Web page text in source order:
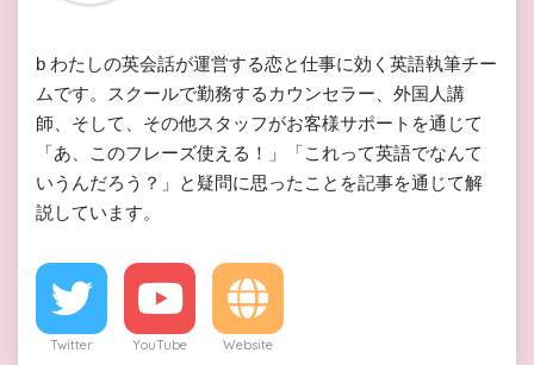
b わたしの英会話が運営する恋と仕事に効く英語執筆チー
ムです。スクールで勤務するカウンセラー、外国人講
師、そして、その他スタッフがお客様サポートを通じて
「あ、このフレーズ使える！」「これって英語でなんて
いうんだろう？」と疑問に思ったことを記事を通じて解
説しています。
Twitter YouTube Website